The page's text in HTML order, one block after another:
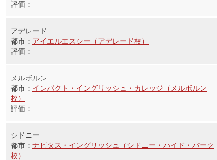
アデレード
アイエルエスシー（アデレード校）
メルボルン
インパクト・イングリッシュ・カレッジ（メルボルン
校）
シドニー
ナビタス・イングリッシュ（シドニー・ハイド・パーク
校）